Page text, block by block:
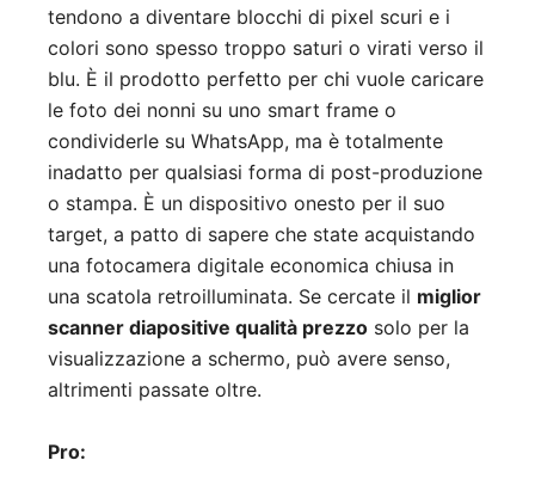
tendono a diventare blocchi di pixel scuri e i
colori sono spesso troppo saturi o virati verso il
blu. È il prodotto perfetto per chi vuole caricare
le foto dei nonni su uno smart frame o
condividerle su WhatsApp, ma è totalmente
inadatto per qualsiasi forma di post-produzione
o stampa. È un dispositivo onesto per il suo
target, a patto di sapere che state acquistando
una fotocamera digitale economica chiusa in
una scatola retroilluminata. Se cercate il miglior
scanner diapositive qualità prezzo solo per la
visualizzazione a schermo, può avere senso,
altrimenti passate oltre.
Pro: